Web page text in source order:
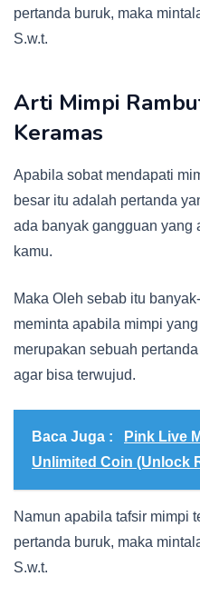
pertanda buruk, maka
S.w.t.
Arti Mimpi
Keramas
Apabila sobat mendapati
besar itu adalah pertanda
ada banyak gangguan yang
kamu.
Maka Oleh sebab itu
meminta apabila mimpi
merupakan sebuah
agar bisa terwujud.
Baca Juga :
Pink Live
Unlimited Coin (Unlock
Namun apabila tafsir mimpi
pertanda buruk, maka
S.w.t.